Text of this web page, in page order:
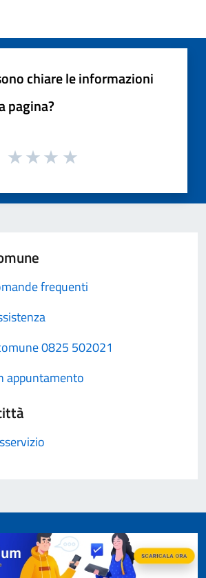
chiare le informazioni
pagina?
frequenti
0825 502021
appuntamento